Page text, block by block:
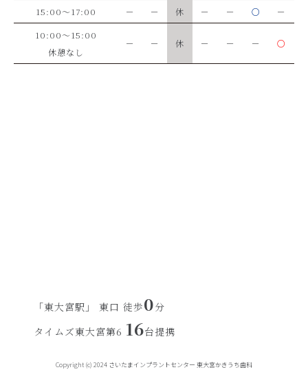
15:00～17:00
－ － 休 － － ○
－
10:00～15:00
休憩なし
－ － 休 － － － ○
「東大宮駅」 東口 徒歩0分
タイムズ東大宮第6 16台提携
Copyright (c) 2024 さいたまインプラントセンター 東大宮かきうち歯科